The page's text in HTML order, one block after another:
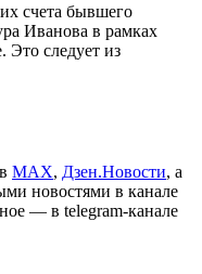
счета бывшего
Иванова в рамках
Это следует из
МАХ, Дзен.Новости, а
новостями в канале
— в telegram-канале